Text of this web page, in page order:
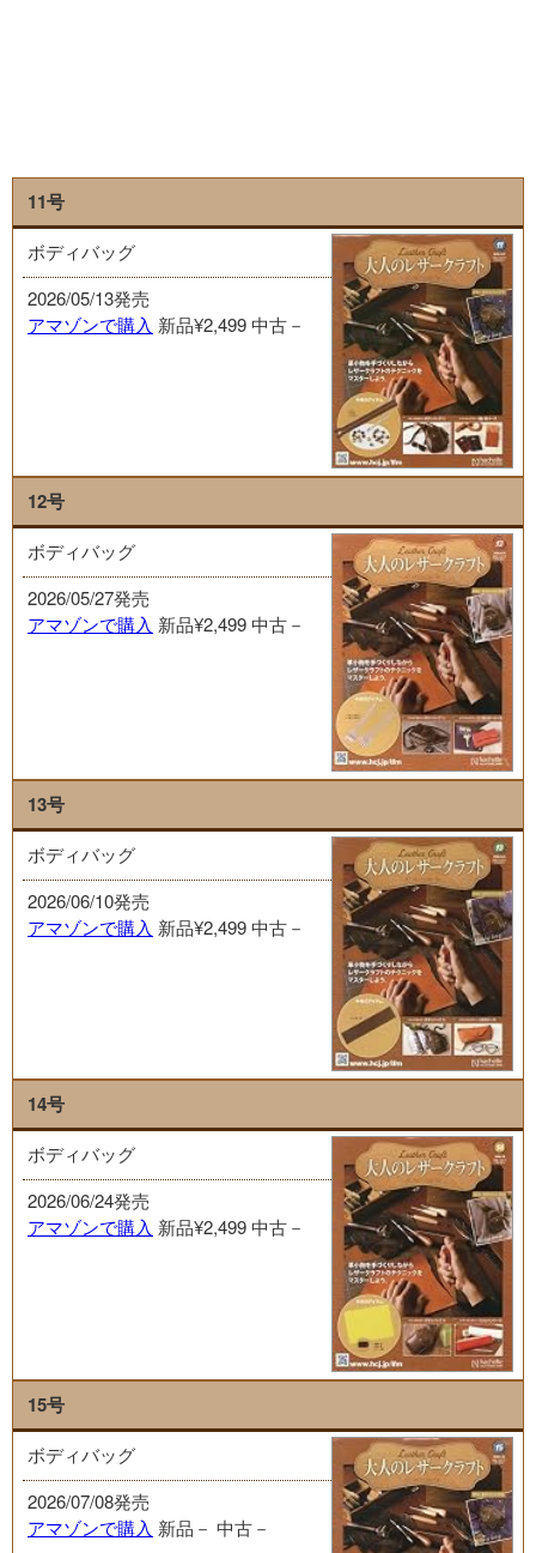
11号
ボディバッグ
2026/05/13発売
アマゾンで購入 新品¥2,499中古－
12号
ボディバッグ
2026/05/27発売
アマゾンで購入 新品¥2,499中古－
13号
ボディバッグ
2026/06/10発売
アマゾンで購入 新品¥2,499中古－
14号
ボディバッグ
2026/06/24発売
アマゾンで購入 新品¥2,499中古－
15号
ボディバッグ
2026/07/08発売
アマゾンで購入 新品－ 中古－